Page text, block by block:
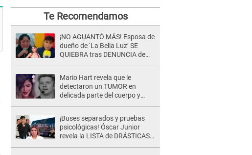
Te Recomendamos
¡NO AGUANTÓ MÁS! Esposa de
dueño de ‘La Bella Luz’ SE
QUIEBRA tras DENUNCIA de
Mario Hart revela que le
detectaron un TUMOR en
delicada parte del cuerpo y
¡Buses separados y pruebas
psicológicas! Óscar Junior
revela la LISTA de DRÁSTICAS